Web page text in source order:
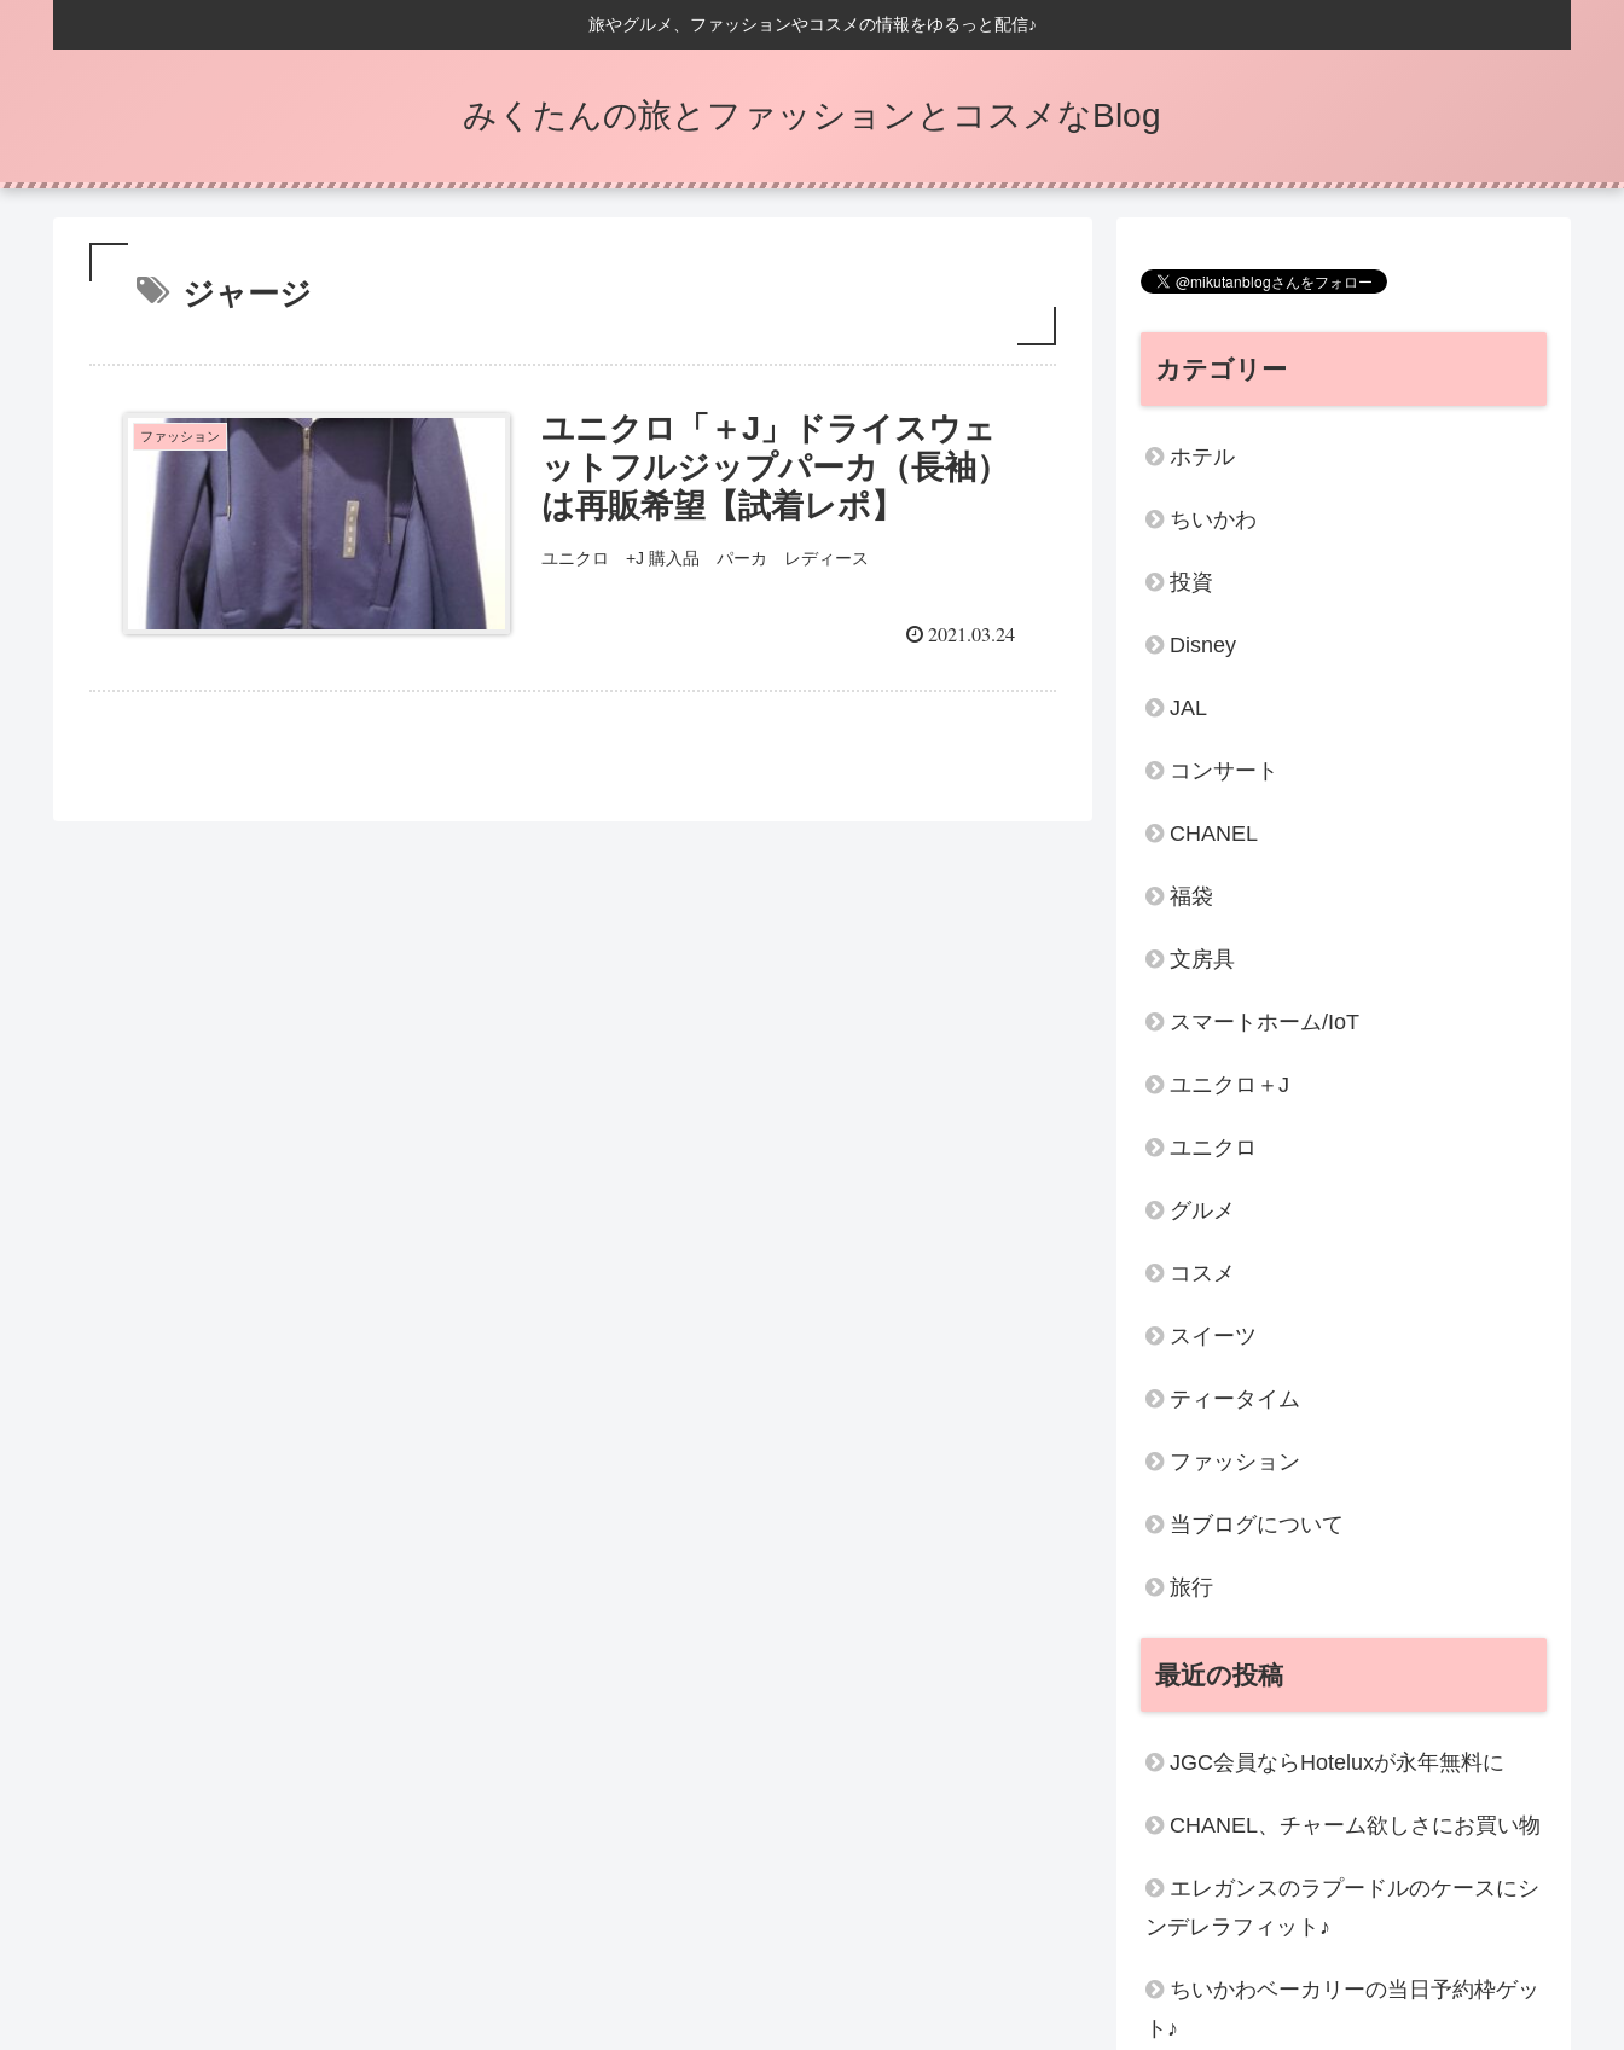
旅やグルメ、ファッションやコスメの情報をゆるっと配信♪
みくたんの旅とファッションとコスメなBlog
ジャージ
ファッション
ユニクロ「＋J」ドライスウェ
ットフルジップパーカ（長袖）
は再販希望【試着レポ】
ユニクロ +J 購入品 パーカ レディース
2021.03.24
カテゴリー
ホテル
ちいかわ
投資
Disney
JAL
コンサート
CHANEL
福袋
文房具
スマートホーム/IoT
ユニクロ＋J
ユニクロ
グルメ
コスメ
スイーツ
ティータイム
ファッション
当ブログについて
旅行
最近の投稿
JGC会員ならHoteluxが永年無料に
CHANEL、チャーム欲しさにお買い物
エレガンスのラプードルのケースにシ
ンデレラフィット♪
ちいかわベーカリーの当日予約枠ゲッ
ト♪